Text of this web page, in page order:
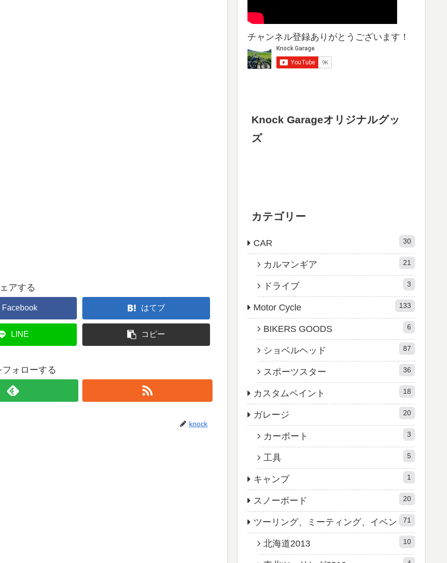
アする
Facebook はてブ
LINE コピー
ォローする
knock
チャンネル登録ありがとうございます！
Knock Garageオリジナルグッ
ズ
カテゴリー
CAR 30
カルマンギア 21
ドライブ 3
Motor Cycle 133
BIKERS GOODS 6
ショベルヘッド 87
スポーツスター 36
カスタムペイント 18
ガレージ 20
カーポート 3
工具 5
キャンプ 1
スノーボード 20
ツーリング、ミーティング、イベン 71
北海道2013 10